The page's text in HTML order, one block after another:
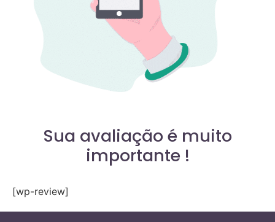
Sua avaliação é muito
importante !
[wp-review]